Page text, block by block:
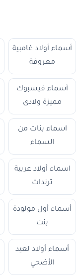
أسماء أولاد غامبية
معروفة
أسماء فيسبوك
مميزة ولادى
اسماء بنات من
السماء
اسماء أولاد عربية
ترندات
أسماء أول مولودة
بنت
أسماء أولاد لعيد
الأضحي